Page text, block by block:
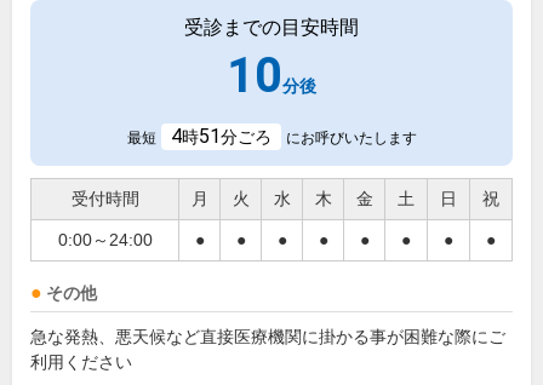
受診までの目安時間
10分後
最短 4時51分ごろ にお呼びいたします
受付時間 月 火 水 木 金 土 日 祝
0:00～24:00 ● ● ● ● ● ● ● ●
その他
急な発熱、悪天候など直接医療機関に掛かる事が困難な際にご
利用ください